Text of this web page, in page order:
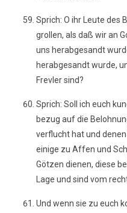
Sprich: O ihr Leute des
grollen, als daß wir an
uns herabgesandt
herabgesandt wurde,
Frevler sind?
Sprich: Soll ich euch
bezug auf die
verflucht hat und
einige zu Affen und
Götzen dienen, diese
Lage und sind vom
Und wenn sie zu euch